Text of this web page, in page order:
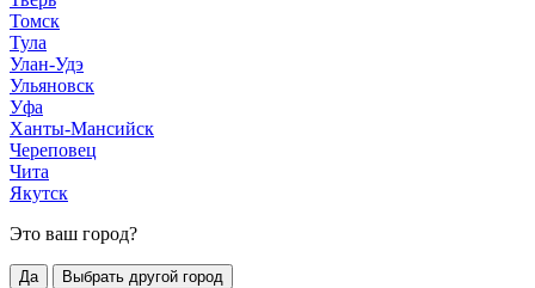
Томск
Тула
Улан-Удэ
Ульяновск
Уфа
Ханты-Мансийск
Череповец
Чита
Якутск
Это ваш город?
Да Выбрать другой город